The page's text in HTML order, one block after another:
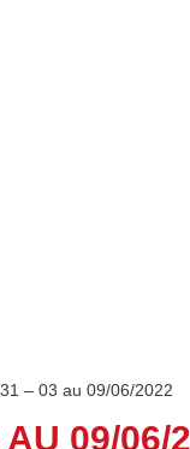
– 03 au 09/06/2022
09/06/